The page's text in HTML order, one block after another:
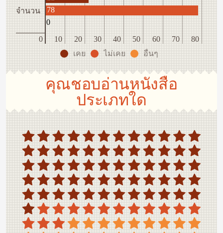
จำนวน
0 10 20 30 40 50 60 70 80
78
0
เคย ไม่เคย อื่นๆ
คุณชอบอ่านหนังสือ
ประเภทใด